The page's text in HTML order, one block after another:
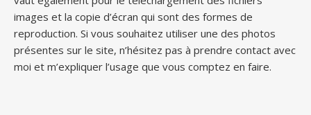
images et la copie d’écran qui sont des formes de
reproduction. Si vous souhaitez utiliser une des photos
présentes sur le site, n’hésitez pas à prendre contact avec
moi et m’expliquer l’usage que vous comptez en faire.